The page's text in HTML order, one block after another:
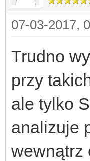
07-03-2017,
Trudno
przy
ale tylko
analizuje
wewnątrz